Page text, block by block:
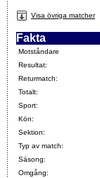
Visa övriga matcher
Fakta
Motståndare
Resultat:
Returmatch:
Totalt:
Sport:
Kön:
Sektion:
Typ av match:
Säsong:
Omgång: